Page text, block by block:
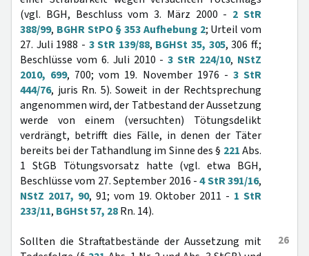
(vgl. BGH, Beschluss vom 3. März 2000 - 2 StR
388/99, BGHR StPO § 353 Aufhebung 2; Urteil vom
27. Juli 1988 - 3 StR 139/88, BGHSt 35, 305, 306 ff.;
Beschlüsse vom 6. Juli 2010 -3 StR 224/10, NStZ
2010, 699, 700; vom 19. November 1976 - 3 StR
444/76, juris Rn. 5). Soweit in der Rechtsprechung
angenommen wird, der Tatbestand der Aussetzung
werde von einem (versuchten) Tötungsdelikt
verdrängt, betrifft dies Fälle, in denen der Täter
bereits bei der Tathandlung im Sinne des § 221Abs.
1 StGB Tötungsvorsatz hatte (vgl. etwa BGH,
Beschlüsse vom 27. September 2016 -4 StR 391/16,
NStZ 2017, 90, 91; vom 19. Oktober 2011 - 1 StR
233/11, BGHSt 57, 28Rn. 14).
26
Sollten die Straftatbestände der Aussetzung mit